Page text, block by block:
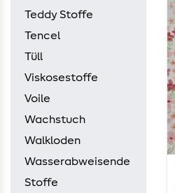
Teddy Stoffe
Tencel
Tüll
Viskosestoffe
Voile
Wachstuch
Walkloden
Wasserabweisende
Stoffe